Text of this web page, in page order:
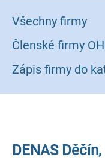
Všechny firmy
Členské firmy
Zápis firmy do
DENAS